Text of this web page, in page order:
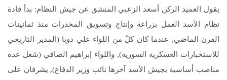
يقول العميد الركن أسعد الزعبي المنشق عن جيش النظام: بدأ قادة
نظام الأسد العمل بزراعة وإنتاج وتسويق المخدرات منذ ثمانينات
القرن الماضي, عندما كان كلّ من اللواء علي دوبا (المدير التاريخي
للاستخبارات العسكرية السورية), واللواء إبراهيم الصافي (شغل عدة
مناصب أساسية بجيش الأسد آخرها نائب وزير الدفاع), يشرفان على